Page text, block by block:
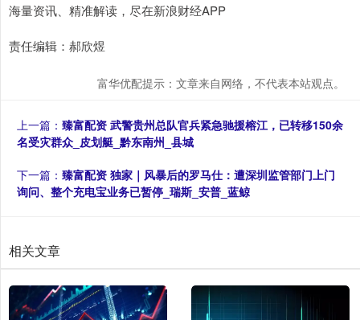
海量资讯、精准解读，尽在新浪财经APP
责任编辑：郝欣煜
富华优配提示：文章来自网络，不代表本站观点。
上一篇： 臻富配资 武警贵州总队官兵紧急驰援榕江，已转移150余
名受灾群众_皮划艇_黔东南州_县城
下一篇： 臻富配资 独家｜风暴后的罗马仕：遭深圳监管部门上门
询问、整个充电宝业务已暂停_瑞斯_安普_蓝鲸
相关文章